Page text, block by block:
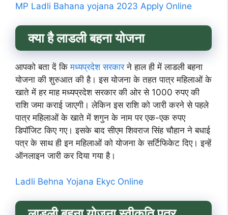
MP Ladli Bahana yojana 2023 Apply Online
क्या है लाडली बहना योजना
आपको बता दें किमध्यप्रदेश सरकारने हाल ही में लाडली बहना
योजना की शुरुआत की है। इस योजना के तहत पात्र महिलाओं के
खाते में हर माह मध्यप्रदेश सरकार की ओर से 1000 रुपए की
राशि जमा कराई जाएगी। लेकिन इस राशि को जारी करने से पहले
पात्र महिलाओं के खाते में शगुन के नाम पर एक-एक रुपए
डिपॉजिट किए गए। इसके बाद सीएम शिवराज सिंह चौहान ने बधाई
पत्र के साथ ही इन महिलाओं को योजना के सर्टिफिकेट दिए। इन्हें
ऑनलाइन जारी कर दिया गया है।
Ladli Behna Yojana Ekyc Online